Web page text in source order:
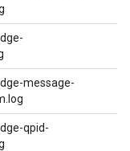
message-
qpid-